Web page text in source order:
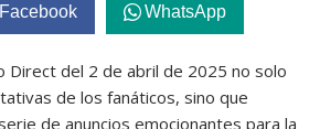
Facebook WhatsApp
Direct del 2 de abril de 2025 no solo
de los fanáticos, sino que
de anuncios emocionantes para la